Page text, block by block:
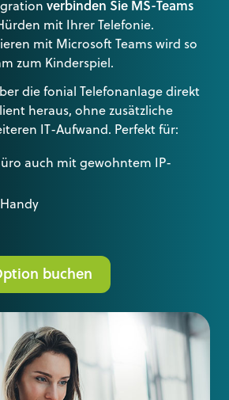
verbinden Sie MS-Teams
mit Ihrer Telefonie.
mit Microsoft Teams wird so
zum Kinderspiel.
die fonial Telefonanlage direkt
heraus, ohne zusätzliche
IT-Aufwand. Perfekt für:
auch mit gewohntem IP-
buchen